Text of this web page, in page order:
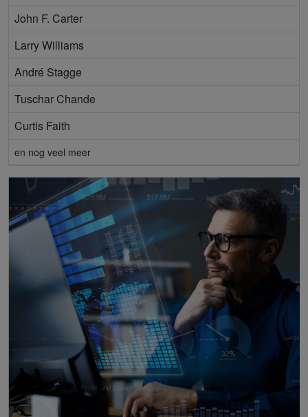
John F. Carter
Larry Williams
André Stagge
Tuschar Chande
Curtis Faith
en nog veel meer